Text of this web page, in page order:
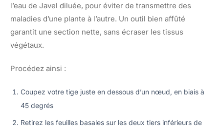
l’eau de Javel diluée, pour éviter de transmettre des
maladies d’une plante à l’autre. Un outil bien affûté
garantit une section nette, sans écraser les tissus
végétaux.
Procédez ainsi :
Coupez votre tige juste en dessous d’un nœud, en biais à
45 degrés
Retirez les feuilles basales sur les deux tiers inférieurs de